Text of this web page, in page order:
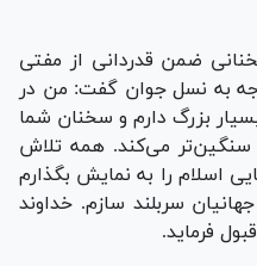
ضمن قدردانی از مفتی
به نسل جوان گفت: من در
بزرگ دارم و سخنان شما
می‌کند. همه تلاش
اسلام را به نمایش بگذارم
سربلند سازم. خداوند
فرماید.